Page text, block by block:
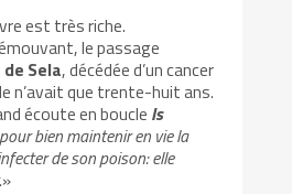
est très riche.
le passage
Sela, décédée d’un cancer
n’avait que trente-huit ans.
écoute en boucle Is
pour bien maintenir en vie la
de son poison: elle
»